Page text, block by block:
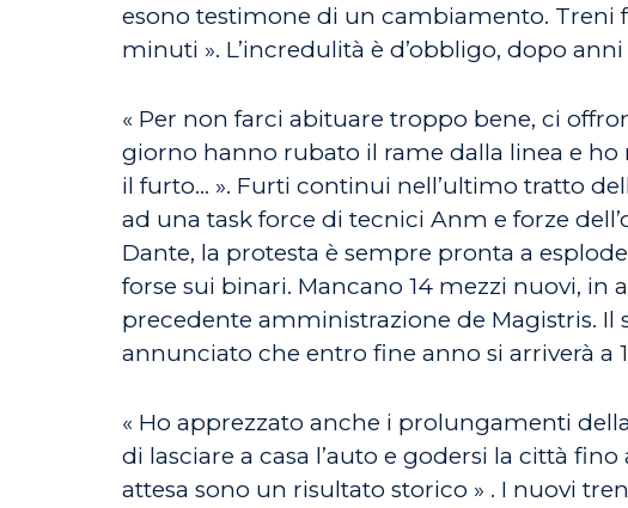
esono testimone di un cambiamento. Treni
minuti ». L’incredulità è d’obbligo, dopo
« Per non farci abituare troppo bene, ci
giorno hanno rubato il rame dalla linea e ho
il furto… ». Furti continui nell’ultimo tratto
ad una task force di tecnici Anm e forze
Dante, la protesta è sempre pronta a
forse sui binari. Mancano 14 mezzi nuovi, in
precedente amministrazione de Magistris. Il
annunciato che entro fine anno si arriverà a
« Ho apprezzato anche i prolungamenti
di lasciare a casa l’auto e godersi la città
attesa sono un risultato storico » . I nuovi